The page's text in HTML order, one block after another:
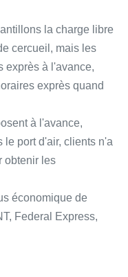
la charge libre
cercueil, mais les
exprès à l'avance,
exprès quand
à l'avance,
le port d'air, clients n'a
obtenir les
économique de
Federal Express,